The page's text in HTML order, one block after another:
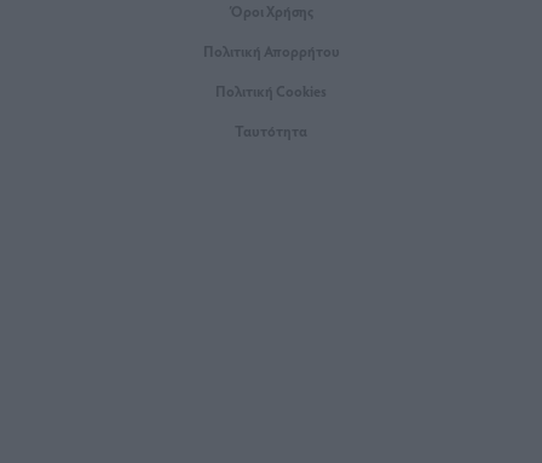
Όροι Xρήσης
Πολιτική Απορρήτου
Πολιτική Cookies
Ταυτότητα